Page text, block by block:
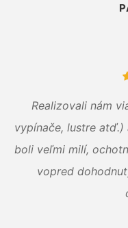
Realizovali nám
vypínače, lustre atď.)
boli veľmi milí,
vopred